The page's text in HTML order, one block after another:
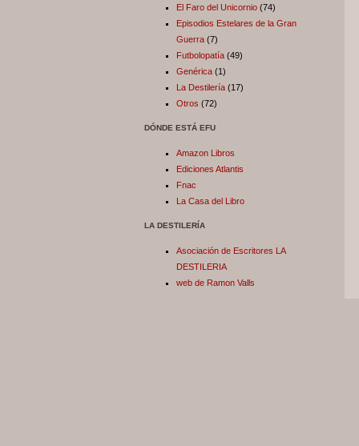
El Faro del Unicornio (74)
Episodios Estelares de la Gran
Guerra (7)
Futbolopatía (49)
Genérica (1)
La Destilería (17)
Otros (72)
DÓNDE ESTÁ EFU
Amazon Libros
Ediciones Atlantis
Fnac
La Casa del Libro
LA DESTILERÍA
Asociación de Escritores LA
DESTILERIA
web de Ramon Valls